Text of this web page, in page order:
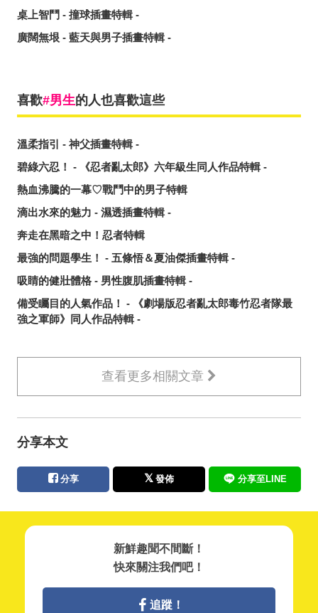
桌上智鬥 - 撞球插畫特輯 -
廣闊無垠 - 藍天與男子插畫特輯 -
喜歡 男生的人也喜歡這些
溫柔指引 - 神父插畫特輯 -
碧綠六忍！ - 《忍者亂太郎》六年級生同人作品特輯 -
熱血沸騰的一幕♡戰鬥中的男子特輯
滴出水來的魅力 - 濕透插畫特輯 -
奔走在黑暗之中！忍者特輯
最強的問題學生！ - 五條悟＆夏油傑插畫特輯 -
吸睛的健壯體格 - 男性腹肌插畫特輯 -
備受矚目的人氣作品！ - 《劇場版忍者亂太郎毒竹忍者隊最
強之軍師》同人作品特輯 -
查看更多相關文章
分享本文
分享 發佈 分享至LINE
新鮮趣聞不間斷！
快來關注我們吧！
追蹤！